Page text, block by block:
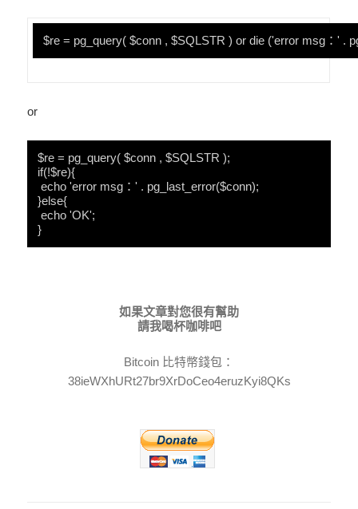
$re = pg_query( $conn , $SQLSTR ) or die ('error msg：' .
or
$re = pg_query( $conn , $SQLSTR );
if(!$re){
echo 'error msg：' . pg_last_error($conn);
}else{
echo 'OK';
}
如果文章對您很有幫助
請我喝杯咖啡吧
Bitcoin 比特幣錢包：
38ieWXhURt27br9XrDoCeo4eruzKyi8QKs